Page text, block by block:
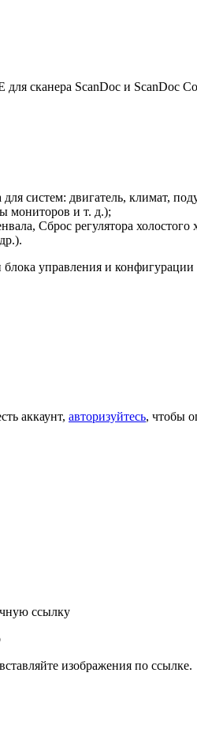
сканера ScanDoc и ScanDoc
систем: двигатель, климат,
мониторов и т. д.);
Сброс регулятора холостого
блока управления и
аккаунт, авторизуйтесь, чтобы
ссылку
изображения по ссылке.